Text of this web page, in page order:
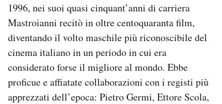
Hai bisogno di aiuto?
Esci
1996, nei suoi quasi cinquant’anni di carriera
Mastroianni recitò in oltre centoquaranta film,
diventando il volto maschile più riconoscibile del
cinema italiano in un periodo in cui era
considerato forse il migliore al mondo. Ebbe
proficue e affiatate collaborazioni con i registi più
apprezzati dell’epoca: Pietro Germi, Ettore Scola,